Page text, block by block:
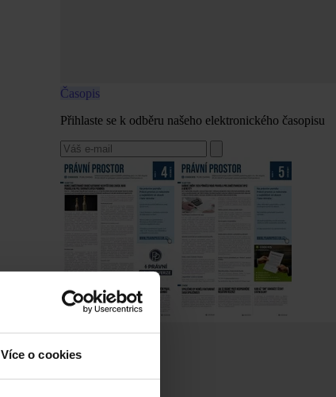
Více o cookies
Časopis
Přihlaste se k odběru našeho elektronického časopisu